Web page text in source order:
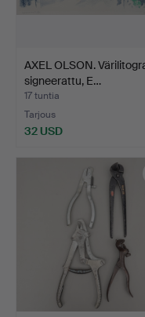
AXEL OLSON.
signeerattu, E…
17 tuntia
Tarjous
32 USD